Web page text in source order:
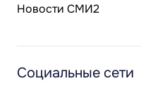
Новости СМИ2
Социальные сети